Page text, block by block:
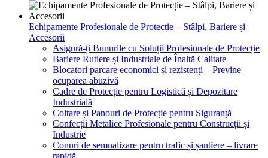
Echipamente Profesionale de Protecție – Stâlpi, Bariere și
Accesorii
Asigură-ți Bunurile cu Soluții Profesionale de Protecție
Bariere Rutiere și Industriale de Înaltă Calitate
Blocatori parcare economici și rezistenți – Previne
ocuparea abuzivă
Cadre de Protecție pentru Logistică și Depozitare
Industrială
Colțare și Panouri de Protecție pentru Siguranță
Confecții Metalice Profesionale pentru Construcții și
Industrie
Conuri de semnalizare pentru trafic și șantiere – livrare
rapidă